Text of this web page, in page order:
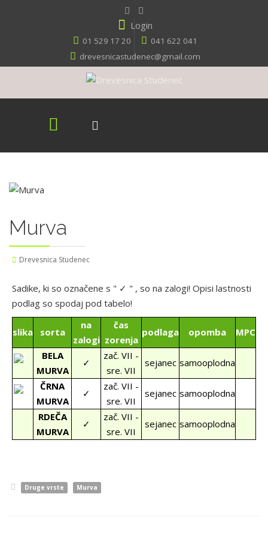
Login
01 529 17 20
041 622 041
drevesnicastudenec@gmail.com
Murva
Drevesnica Studenec
Sadike, ki so označene s " ✓ " , so na zalogi! Opisi lastnosti
podlag so spodaj pod tabelo!
slika sorta
na
zalogi
čas
zorenja
podlaga opomba
MPC
BELA
MURVA
✓
zač. VII -
sre. VII
sejanec samooplodna
ČRNA
MURVA
✓
zač. VII -
sre. VII
sejanec samooplodna
RDEČA
MURVA
✓
zač. VII -
sre. VII
sejanec samooplodna
Druge vrste Murva